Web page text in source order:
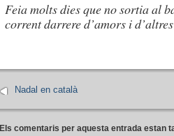
Feia molts dies que no sortia al
corrent darrere d’amors i
Nadal en català
Els comentaris per aquesta entrada estan